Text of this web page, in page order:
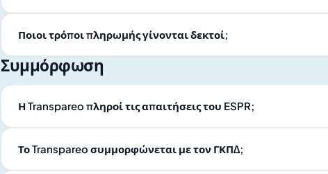
Ποιοι τρόποι πληρωμής γίνονται δεκτοί;
Συμμόρφωση
Η Transpareo πληροί τις απαιτήσεις του ESPR;
Το Transpareo συμμορφώνεται με τον ΓΚΠΔ;